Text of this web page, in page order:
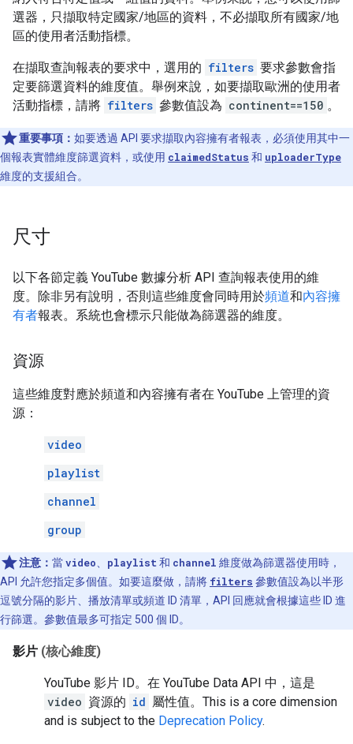
選器，只擷取特定國家/地區的資料，不必擷取所有國家/地
區的使用者活動指標。
在擷取查詢報表的要求中，選用的 filters 要求參數會指
定要篩選資料的維度值。舉例來說，如要擷取歐洲的使用者
活動指標，請將 filters 參數值設為 continent==150 。
重要事項： 如要透過 API 要求擷取內容擁有者報表，必須使用其中一
個報表實體維度篩選資料，或使用 claimedStatus 和 uploaderType
維度的支援組合。
尺寸
以下各節定義 YouTube 數據分析 API 查詢報表使用的維
度。除非另有說明，否則這些維度會同時用於頻道和內容擁
有者報表。系統也會標示只能做為篩選器的維度。
資源
這些維度對應於頻道和內容擁有者在 YouTube 上管理的資
源：
video
playlist
channel
group
注意： 當video playlist 和 channel 維度做為篩選器使用時，
API 允許您指定多個值。如要這麼做，請將 filters 參數值設為以半形
逗號分隔的影片、播放清單或頻道 ID 清單，API 回應就會根據這些 ID 進
行篩選。參數值最多可指定 500 個 ID。
影片 (核心維度)
YouTube 影片 ID。在 YouTube Data API 中，這是
video 資源的 id 屬性值。 This is a core dimension
and is subject to the Deprecation Policy.